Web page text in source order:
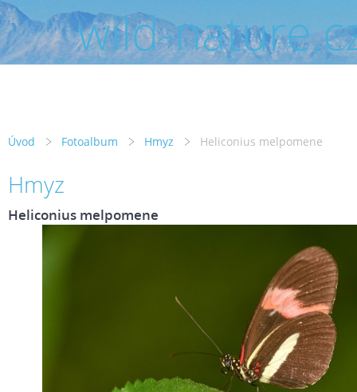
wild-
Úvod Fotoalbum Hmyz Heliconius melpomene
Hmyz
Heliconius melpomene